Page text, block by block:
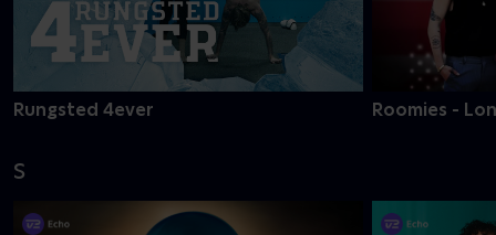
Rungsted 4ever Roomies -
S